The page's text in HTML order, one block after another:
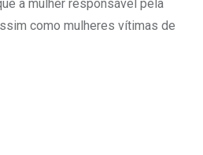
a mulher responsável pela
como mulheres vítimas de